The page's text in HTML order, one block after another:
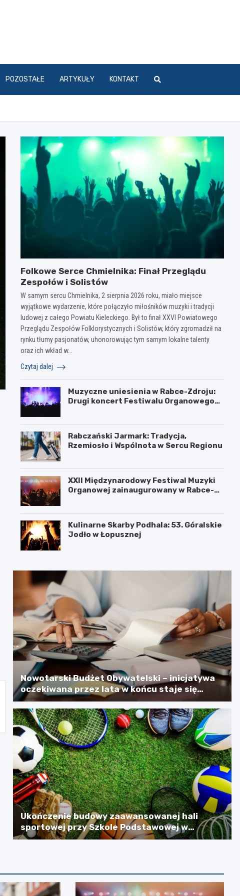
POZOSTAŁE ARTYKUŁY KONTAKT
Folkowe Serce Chmielnika: Finał Przeglądu
Zespołów i Solistów
W samym sercu Chmielnika, 2 sierpnia 2026 roku, miało miejsce
wyjątkowe wydarzenie, które połączyło miłośników muzyki i tradycji
ludowej z całego Powiatu Kieleckiego. Był to finał XXVI Powiatowego
Przeglądu Zespołów Folklorystycznych i Solistów, który zgromadził na
rynku tłumy pasjonatów, uhonorowując tym samym lokalne talenty
oraz ich wkład w…
Czytaj dalej
Muzyczne uniesienia w Rabce-Zdroju:
Drugi koncert Festiwalu Organowego
Rabczański Jarmark: Tradycja,
Rzemiosło i Wspólnota w Sercu Regionu
XXII Międzynarodowy Festiwal Muzyki
Organowej zainaugurowany w Rabce-
Kulinarne Skarby Podhala: 53. Góralskie
Jodło w Łopusznej
Nowotarski Budżet Obywatelski – inicjatywa
oczekiwana przez lata w końcu staje się
rzeczywistością
Ukończenie budowy zaawansowanej hali
sportowej przy Szkole Podstawowej w
Szlachtowej